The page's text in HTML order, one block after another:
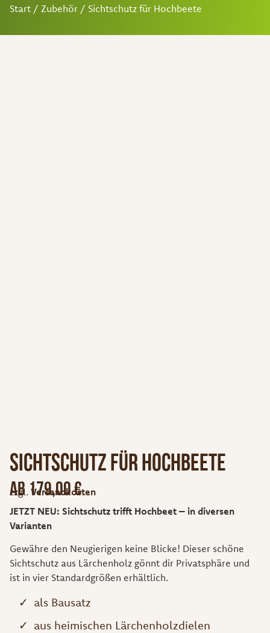
Start / Zubehör / Sichtschutz für Hochbeete
Sichtschutz für Hochbeete
ab179,00€
zzgl. Versandkosten
JETZT NEU: Sichtschutz trifft Hochbeet – in diversen
Varianten
Gewähre den Neugierigen keine Blicke! Dieser schöne
Sichtschutz aus Lärchenholz gönnt dir Privatsphäre und
ist in vier Standardgrößen erhältlich.
als Bausatz
aus heimischen Lärchenholzdielen